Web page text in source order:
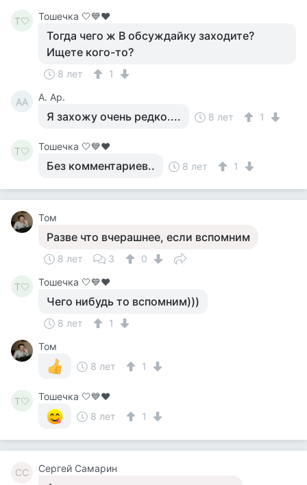
Т🤍 Тошечка 🤍💙♥️
Тогда чего ж В обсуждайку заходите?
Ищете кого-то?
8 лет 1
AА A. Ар.
Я захожу очень редко.... 8 лет 1
Т🤍 Тошечка 🤍💙♥️
Без комментариев.. 8 лет 1
Том
Разве что вчерашнее, если вспомним
8 лет 3 0
Т🤍 Тошечка 🤍💙♥️
Чего нибудь то вспомним)))
8 лет
1
Том
8 лет
1
Т🤍
Тошечка 🤍💙♥️
8 лет
1
СС Сергей Самарин